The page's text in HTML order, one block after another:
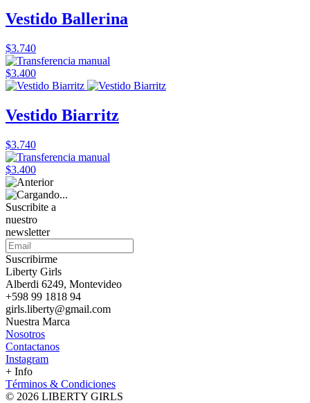
Vestido Ballerina
$3.740
$3.400
Vestido Biarritz
$3.740
$3.400
Suscribite a
nuestro
newsletter
Suscribirme
Liberty Girls
Alberdi 6249, Montevideo
+598 99 1818 94
girls.liberty@gmail.com
Nuestra Marca
Nosotros
Contactanos
Instagram
+ Info
Términos & Condiciones
© 2026 LIBERTY GIRLS